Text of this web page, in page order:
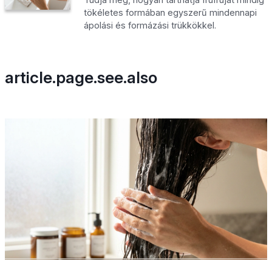
tökéletes formában egyszerű mindennapi
ápolási és formázási trükkökkel.
article.page.see.also